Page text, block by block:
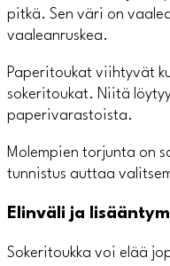
pitkä. Sen väri on
vaaleanruskea.
Paperitoukat viihtyvät
sokeritoukat. Niitä
paperivarastoista.
Molempien torjunta on
tunnistus auttaa
Elinväli ja
Sokeritoukka voi elää